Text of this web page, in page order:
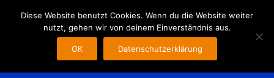
MENU
Diese Website benutzt Cookies. Wenn du die Website weiter
nutzt, gehen wir von deinem Einverständnis aus.
OK Datenschutzerklärung